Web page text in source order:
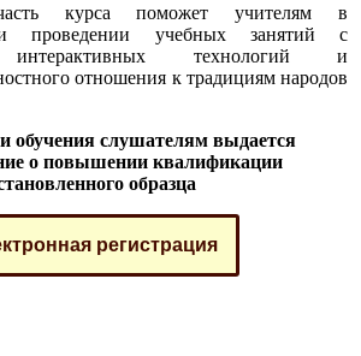
курса поможет учителям в
и проведении учебных занятий с
интерактивных технологий и
отношения к традициям народов
обучения слушателям выдается
о повышении квалификации
образца
регистрация